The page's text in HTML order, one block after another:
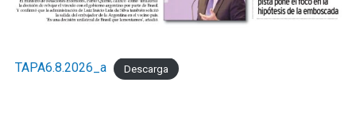
TAPA6.8.2026_a Descarga